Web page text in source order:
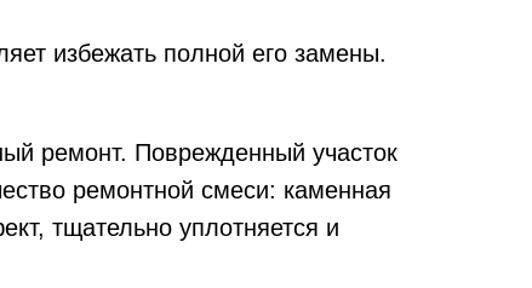
избежать полной его замены.
ремонт. Поврежденный участок
ремонтной смеси: каменная
тщательно уплотняется и